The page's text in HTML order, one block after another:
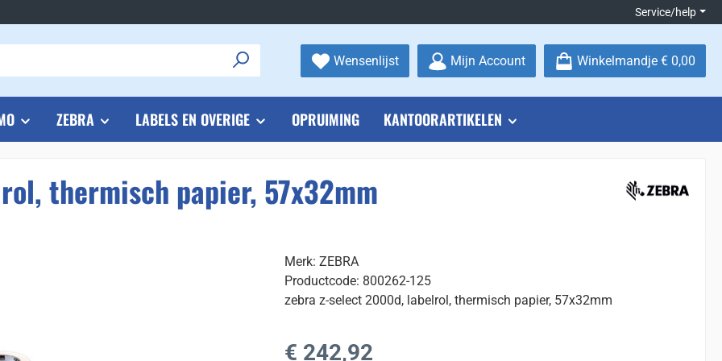
Service/help
WensenlijstJe hebt 0 items op je verlanglijstje
Mijn Account Winkelmandje € 0,00
ZEBRA LABELS EN OVERIGE OPRUIMING KANTOORARTIKELEN
thermisch papier, 57x32mm
Merk: ZEBRA
Productcode: 800262-125
zebra z-select 2000d, labelrol, thermisch papier, 57x32mm
Normale prijs:
€ 242,92